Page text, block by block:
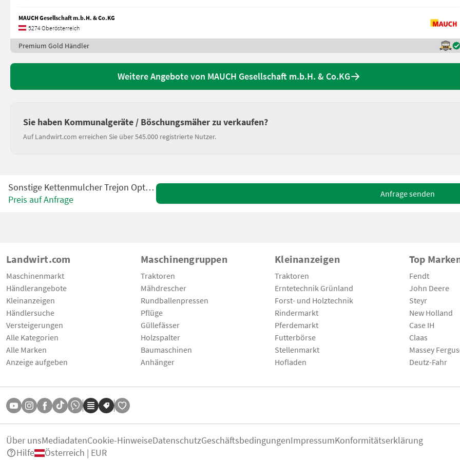
MAUCH Gesellschaft m.b.H. & Co.KG
5274 Oberösterreich
Premium Gold Händler
Weitere Angebote von MAUCH Gesellschaft m.b.H. & Co.KG
Sie haben Kommunalgeräte / Böschungsmäher zu verkaufen?
Auf Landwirt.com erreichen Sie über 545.000 registrierte Nutzer.
Sonstige Kettenmulcher Trejon Optimal M1250HF
Preis auf Anfrage
Anfrage senden
Landwirt.com
Maschinenmarkt
Händlerangebote
Kleinanzeigen
Händlersuche
Versteigerungen
Alle Kategorien
Alle Marken
Anzeige aufgeben
Maschinengruppen
Traktoren
Mähdrescher
Rundballenpressen
Pflüge
Güllefässer
Holzspalter
Baumaschinen
Anhänger
Kleinanzeigen
Traktoren
Erntetechnik Grünland
Forst- und Holztechnik
Rindermarkt
Pferdemarkt
Futterbörse
Stellenmarkt
Hofladen
Top
Fendt
John Deere
Steyr
New Holland
Case IH
Claas
Massey
Deutz-Fahr
Über unsMediadatenCookie-HinweiseDatenschutzGeschäftsbedingungenImpressumKonformitätserklärung
Hilfe
Österreich | EUR